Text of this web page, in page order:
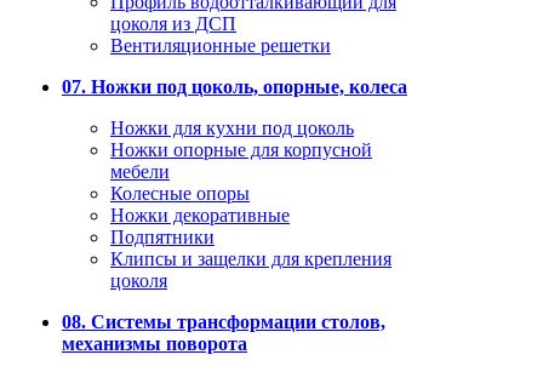
цоколя из ДСП
Вентиляционные решетки
07. Ножки под цоколь, опорные, колеса
Ножки для кухни под цоколь
Ножки опорные для корпусной
мебели
Колесные опоры
Ножки декоративные
Подпятники
Клипсы и защелки для крепления
цоколя
08. Системы трансформации столов,
механизмы поворота